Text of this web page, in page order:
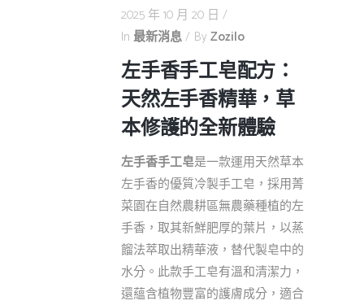
2025 年 10 月 20 日
In 最新消息 By Zozilo
左手香手工皂配方：
天然左手香精華，草
本修護的全新體驗
左手香手工皂是一款運用天然草本
左手香的優質冷製手工皂，採用菁
菜園在自然農耕區無農藥種植的左
手香，取其新鮮肥厚的葉片，以蒸
餾法萃取出精華液，替代製皂中的
水分。此款手工皂有溫和清潔力，
還蘊含植物豐富的護膚成分，適合